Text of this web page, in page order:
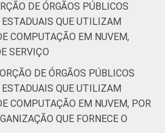
DE ÓRGÃOS PÚBLICOS
ESTADUAIS QUE UTILIZAM
COMPUTAÇÃO EM NUVEM,
SERVIÇO
DE ÓRGÃOS PÚBLICOS
ESTADUAIS QUE UTILIZAM
COMPUTAÇÃO EM NUVEM, POR
QUE FORNECE O